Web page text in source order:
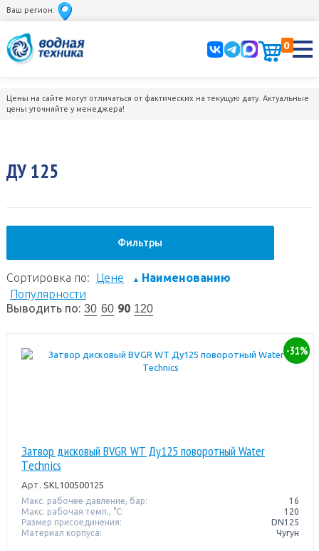
Ваш регион:
0
Цены на сайте могут отличаться от фактических на текущую дату. Актуальные
цены уточняйте у менеджера!
ДУ 125
Фильтры
Сортировка по: Цене ▲ Наименованию
Популярности
Выводить по: 30 60 90 120
-31%
Затвор дисковый BVGR WT Ду125 поворотный Water
Тechnics
Арт. SKL100500125
Макс. рабочее давление, бар:
16
Макс. рабочая темп., °С:
120
Размер присоединения:
DN125
Материал корпуса:
Чугун